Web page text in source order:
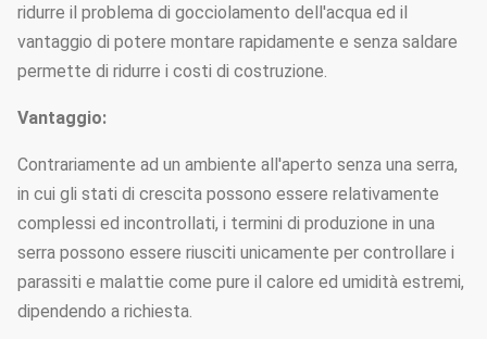
ridurre il problema di gocciolamento dell'acqua ed il
vantaggio di potere montare rapidamente e senza saldare
permette di ridurre i costi di costruzione.
Vantaggio:
Contrariamente ad un ambiente all'aperto senza una serra,
in cui gli stati di crescita possono essere relativamente
complessi ed incontrollati, i termini di produzione in una
serra possono essere riusciti unicamente per controllare i
parassiti e malattie come pure il calore ed umidità estremi,
dipendendo a richiesta.